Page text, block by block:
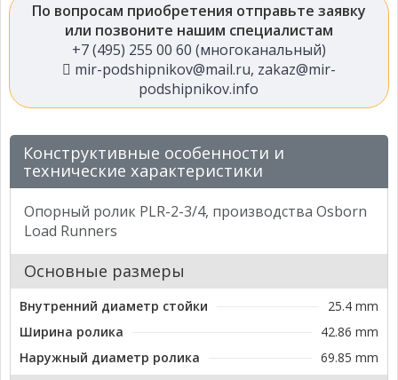
По вопросам приобретения отправьте заявку
или позвоните нашим специалистам
+7 (495) 255 00 60 (многоканальный)
mir-podshipnikov@mail.ru, zakaz@mir-
podshipnikov.info
Конструктивные особенности и
технические характеристики
Опорный ролик PLR-2-3/4, производства Osborn
Load Runners
Основные размеры
Внутренний диаметр стойки
25.4 mm
Ширина ролика
42.86 mm
Наружный диаметр ролика
69.85 mm